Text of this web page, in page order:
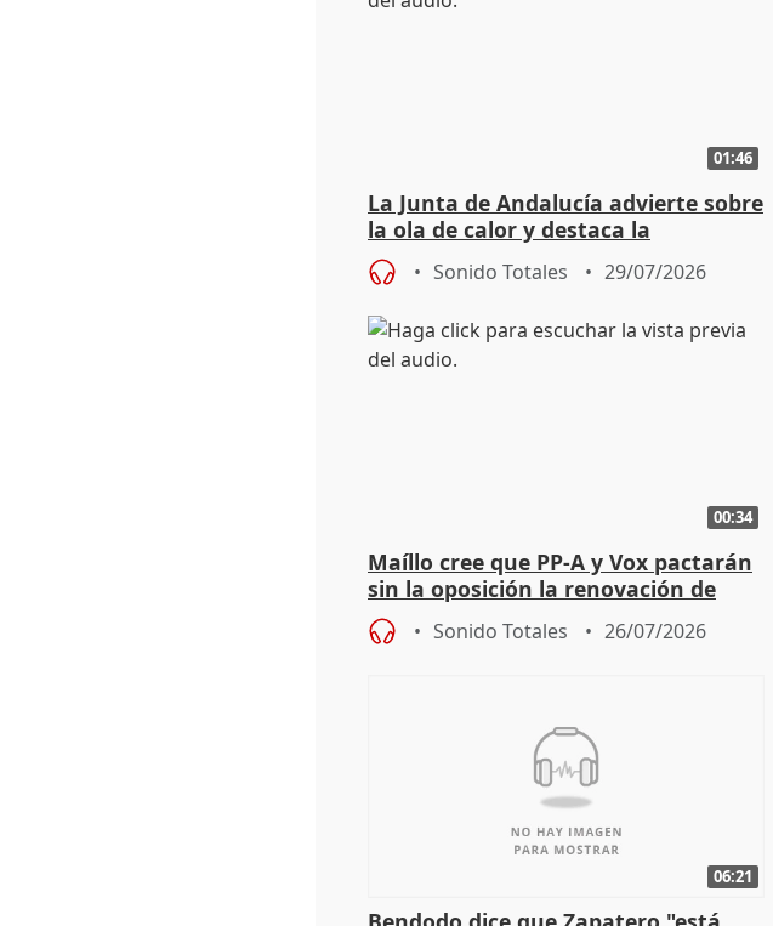
01:46
La Junta de Andalucía advierte sobre
la ola de calor y destaca la
importancia de la prevención
Sonido Totales 29/07/2026
00:34
Maíllo cree que PP-A y Vox pactarán
sin la oposición la renovación de
órganos como el Defensor
Sonido Totales 26/07/2026
06:21